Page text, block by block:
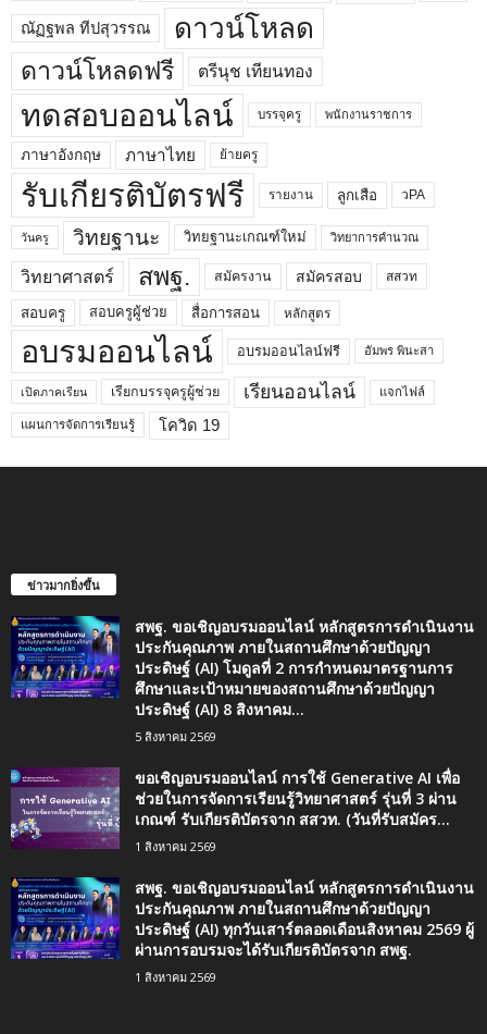
ณัฏฐพล ทีปสุวรรณ ดาวน์โหลด
ดาวน์โหลดฟรี ตรีนุช เทียนทอง
ทดสอบออนไลน์ บรรจุครู พนักงานราชการ
ภาษาอังกฤษ ภาษาไทย ย้ายครู
รับเกียรติบัตรฟรี รายงาน ลูกเสือ วPA
วันครู วิทยฐานะ วิทยฐานะเกณฑ์ใหม่ วิทยาการคำนวณ
วิทยาศาสตร์ สพฐ. สมัครงาน สมัครสอบ สสวท
สอบครู สอบครูผู้ช่วย สื่อการสอน หลักสูตร
อบรมออนไลน์ อบรมออนไลน์ฟรี อัมพร พินะสา
เปิดภาคเรียน เรียกบรรจุครูผู้ช่วย เรียนออนไลน์ แจกไฟล์
แผนการจัดการเรียนรู้ โควิด 19
ข่าวมากยิ่งขึ้น
สพฐ. ขอเชิญอบรมออนไลน์ หลักสูตรการดำเนินงาน
ประกันคุณภาพ ภายในสถานศึกษาด้วยปัญญา
ประดิษฐ์ (AI) โมดูลที่ 2 การกำหนดมาตรฐานการ
ศึกษาและเป้าหมายของสถานศึกษาด้วยปัญญา
ประดิษฐ์ (AI) 8 สิงหาคม...
5 สิงหาคม 2569
ขอเชิญอบรมออนไลน์ การใช้ Generative AI เพื่อ
ช่วยในการจัดการเรียนรู้วิทยาศาสตร์ รุ่นที่ 3 ผ่าน
เกณฑ์ รับเกียรติบัตรจาก สสวท. (วันที่รับสมัคร...
1 สิงหาคม 2569
สพฐ. ขอเชิญอบรมออนไลน์ หลักสูตรการดำเนินงาน
ประกันคุณภาพ ภายในสถานศึกษาด้วยปัญญา
ประดิษฐ์ (AI) ทุกวันเสาร์ตลอดเดือนสิงหาคม 2569 ผู้
ผ่านการอบรมจะได้รับเกียรติบัตรจาก สพฐ.
1 สิงหาคม 2569